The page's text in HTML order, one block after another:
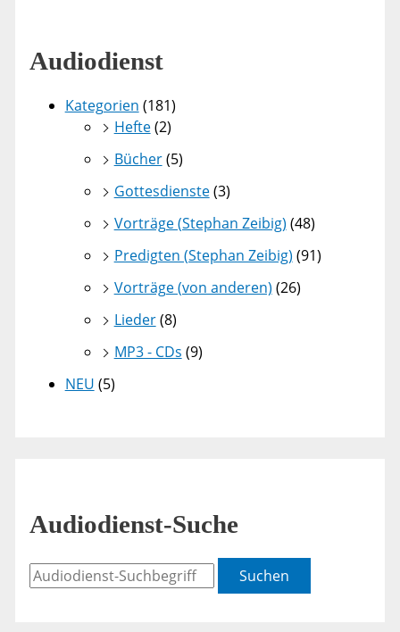
Audiodienst
Kategorien (181)
Hefte(2)
Bücher(5)
Gottesdienste(3)
Vorträge (Stephan Zeibig) (48)
Predigten (Stephan Zeibig) (91)
Vorträge (von anderen) (26)
Lieder(8)
MP3 - CDs (9)
NEU (5)
Audiodienst-Suche
Suchen